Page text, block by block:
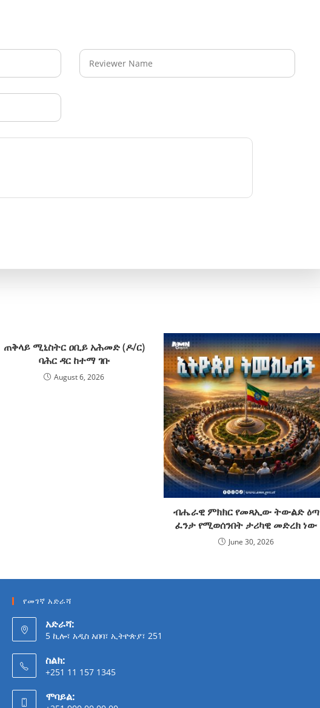
ጠቅላይ ሚኒስትር ዐቢይ አሕመድ (ዶ/ር)
ባሕር ዳር ከተማ ገቡ
August 6, 2026
ብሔራዊ ምክክር የመጻኢው ትውልድ ዕጣ
ፈንታ የሚወሰንበት ታሪካዊ መድረክ ነው
June 30, 2026
የመገኛ አድራሻ
አድራሻ:
5 ኪሎ፣ አዲስ አበባ፣ ኢትዮጵያ፣ 251
ስልክ:
+251 11 157 1345
ሞባይል: